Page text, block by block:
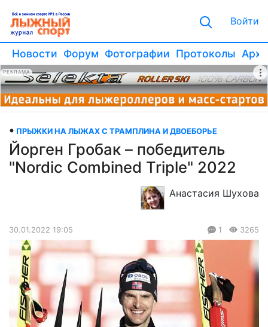
Войти
Новости Форум Фотографии Протоколы
РЕКЛАМА
ПРЫЖКИ НА ЛЫЖАХ С ТРАМПЛИНА И ДВОЕБОРЬЕ
Йорген Гробак – победитель
"Nordic Combined Triple" 2022
Анастасия Шухова
30.01.2022 19:05 1 3265